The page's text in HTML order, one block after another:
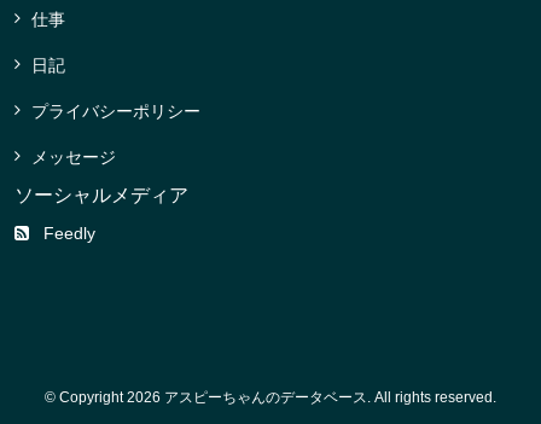
仕事
日記
プライバシーポリシー
メッセージ
ソーシャルメディア
Feedly
© Copyright 2026 アスピーちゃんのデータベース. All rights reserved.